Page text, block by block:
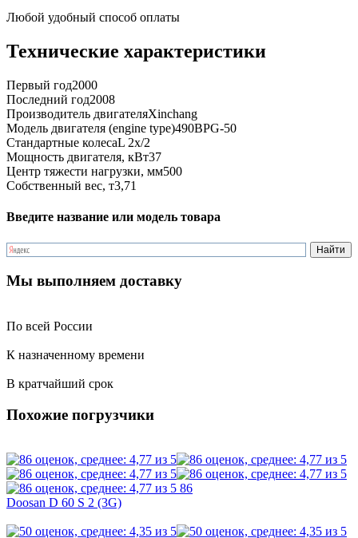
Любой удобный способ оплаты
Технические характеристики
Первый год2000
Последний год2008
Производитель двигателяXinchang
Модель двигателя (engine type)490BPG-50
Стандартные колесаL 2x/2
Мощность двигателя, кВт37
Центр тяжести нагрузки, мм500
Собственный вес, т3,71
Введите название или модель товара
Мы выполняем доставку
По всей России
К назначенному времени
В кратчайший срок
Похожие погрузчики
86
Doosan D 60 S 2 (3G)